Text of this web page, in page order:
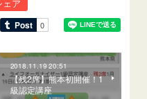
2018.11.19 20:51
【残2席】熊本初開催！1
級認定講座